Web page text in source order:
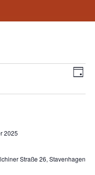
Tag
2025
Straße 26, Stavenhagen